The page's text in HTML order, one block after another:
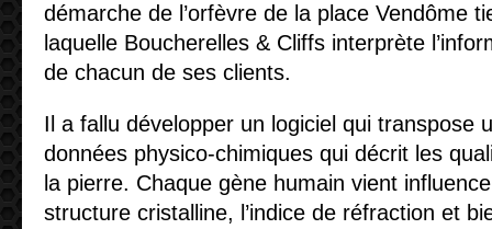
démarche de l’orfèvre de la place Vendôme
laquelle Boucherelles & Cliffs interprète
de chacun de ses clients.
Il a fallu développer un logiciel qui transpose
données physico-chimiques qui décrit les
la pierre. Chaque gène humain vient
structure cristalline, l’indice de réfraction et